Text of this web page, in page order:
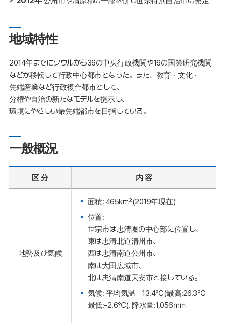
地域特性
2014年までにソウルから36の中央行政機関や16の国策研究機関
などが移転して行政中心都市となった。また、教育・文化・
先端産業など行政複合都市として、
分権や自治の新たなモデルを提示し、
環境にやさしい最先端都市を目指している。
一般概況
区 分 内 容
地勢及び気候
面積: 465㎢(2019年現在)
位置:
世宗市は忠清圏の中心部に位置し、
東は忠清北道清州市、
西は忠清南道公州市、
南は大田広域市、
北は忠清南道天安市と接している。
気候: 平均気温 13.4℃(最高:26.3℃
最低:-2.6℃), 降水量:1,056㎜